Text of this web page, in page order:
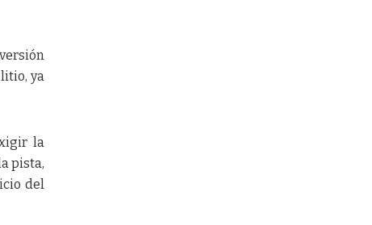
ya
la
pista,
del